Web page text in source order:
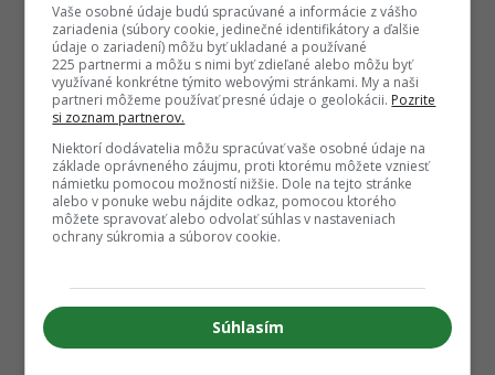
Vaše osobné údaje budú spracúvané a informácie z vášho
zariadenia (súbory cookie, jedinečné identifikátory a ďalšie
údaje o zariadení) môžu byť ukladané a používané
225 partnermi a môžu s nimi byť zdieľané alebo môžu byť
využívané konkrétne týmito webovými stránkami. My a naši
partneri môžeme používať presné údaje o geolokácii. Pozrite
si zoznam partnerov.
Niektorí dodávatelia môžu spracúvať vaše osobné údaje na
základe oprávneného záujmu, proti ktorému môžete vzniesť
námietku pomocou možností nižšie. Dole na tejto stránke
alebo v ponuke webu nájdite odkaz, pomocou ktorého
môžete spravovať alebo odvolať súhlas v nastaveniach
ochrany súkromia a súborov cookie.
Súhlasím